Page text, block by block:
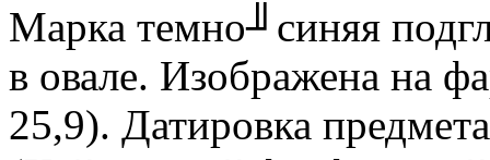
Марка темно╜синяя
в овале. Изображена на
25,9). Датировка